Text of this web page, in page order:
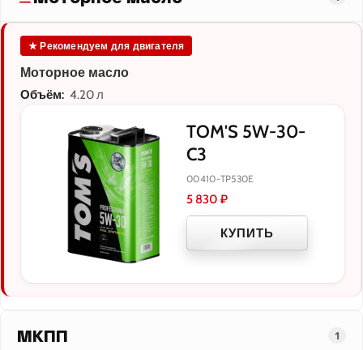
★ Рекомендуем для двигателя
Моторное масло
Объём: 4.20 л
TOM'S 5W-30-
C3
00410-TP530E
5 830 ₽
КУПИТЬ
МКПП 1